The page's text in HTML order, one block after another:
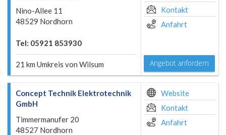
Nino-Allee 11
48529 Nordhorn
Tel: 05921 853930
21 km Umkreis von Wilsum
Kontakt
Anfahrt
Angebot anfordern
Concept Technik Elektrotechnik
GmbH
Timmermanufer 20
48527 Nordhorn
Website
Kontakt
Anfahrt